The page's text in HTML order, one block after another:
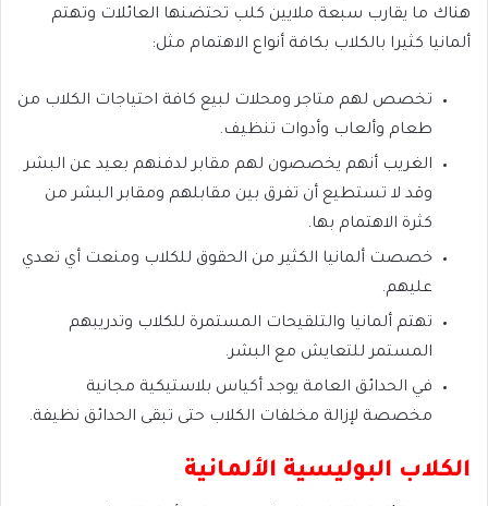
هناك ما يقارب سبعة ملايين كلب تحتضنها العائلات وتهتم
ألمانيا كثيرا بالكلاب بكافة أنواع الاهتمام مثل:
تخصص لهم متاجر ومحلات لبيع كافة احتياجات الكلاب من
طعام وألعاب وأدوات تنظيف.
الغريب أنهم يخصصون لهم مقابر لدفنهم بعيد عن البشر
وقد لا تستطيع أن تفرق بين مقابلهم ومقابر البشر من
كثرة الاهتمام بها.
خصصت ألمانيا الكثير من الحقوق للكلاب ومنعت أي تعدي
عليهم.
تهتم ألمانيا والتلقيحات المستمرة للكلاب وتدريبهم
المستمر للتعايش مع البشر.
في الحدائق العامة يوجد أكياس بلاستيكية مجانية
مخصصة لإزالة مخلفات الكلاب حتى تبقى الحدائق نظيفة.
الكلاب البوليسية الألمانية